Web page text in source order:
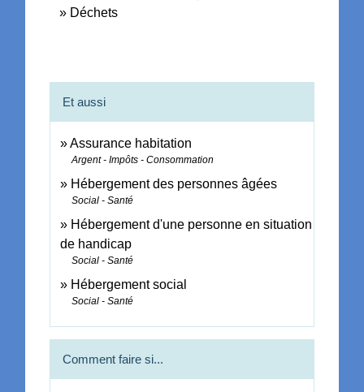
Déchets
Et aussi
Assurance habitation
Argent - Impôts - Consommation
Hébergement des personnes âgées
Social - Santé
Hébergement d'une personne en situation
de handicap
Social - Santé
Hébergement social
Social - Santé
Comment faire si...